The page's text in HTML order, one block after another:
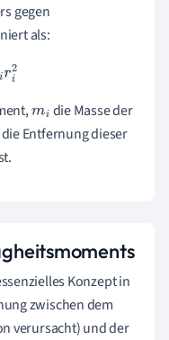
gegen
als:
mi die Masse der
die Entfernung dieser
Konzept in
zwischen dem
verursacht) und der